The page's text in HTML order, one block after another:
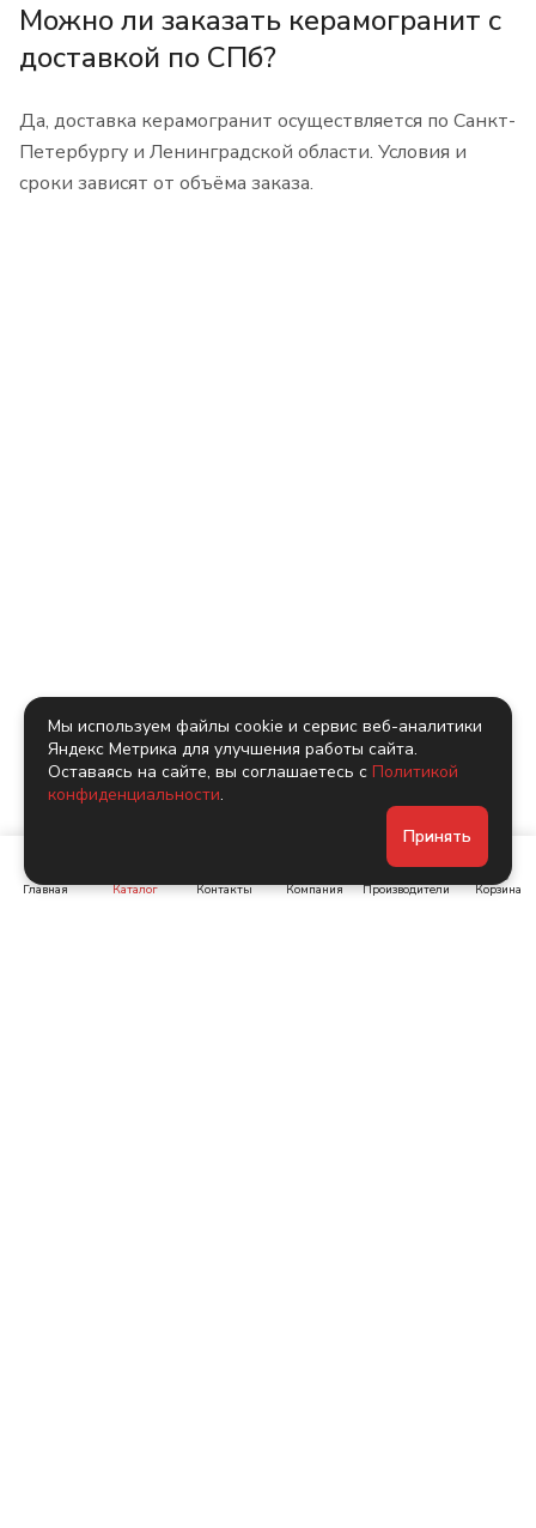
Можно ли заказать керамогранит с
доставкой по СПб?
Да, доставка керамогранит осуществляется по Санкт-
Петербургу и Ленинградской области. Условия и
сроки зависят от объёма заказа.
Главная Каталог Контакты Компания Производители Корзина
Мы используем файлы cookie и сервис веб-аналитики
Яндекс Метрика для улучшения работы сайта.
Оставаясь на сайте, вы соглашаетесь с Политикой
конфиденциальности.
Принять